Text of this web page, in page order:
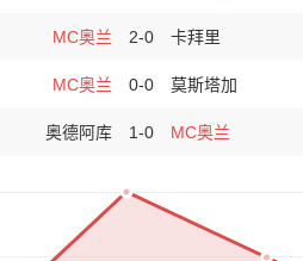
MC奥兰 2-0 卡拜里
MC奥兰 0-0 莫斯塔加
奥德阿库 1-0 MC奥兰